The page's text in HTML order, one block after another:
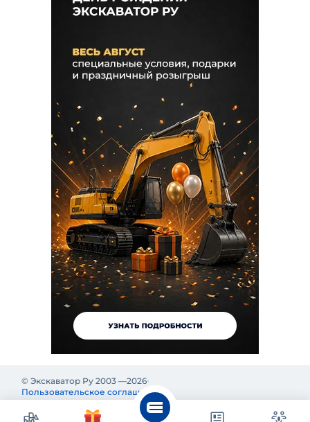
© Экскаватор Ру 2003 —2026
Пользовательское соглашение
Политика конфиденциальности Реклама на Экскаватор Ру